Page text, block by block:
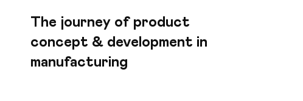
The journey of product
concept & development in
manufacturing